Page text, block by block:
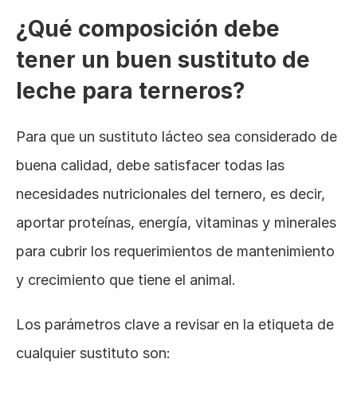
¿Qué composición debe
tener un buen sustituto de
leche para terneros?
Para que un sustituto lácteo sea considerado de
buena calidad, debe satisfacer todas las
necesidades nutricionales del ternero, es decir,
aportar proteínas, energía, vitaminas y minerales
para cubrir los requerimientos de mantenimiento
y crecimiento que tiene el animal.
Los parámetros clave a revisar en la etiqueta de
cualquier sustituto son: